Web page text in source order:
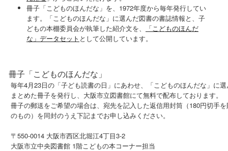
冊子「こどものほんだな」を、1972年度から毎年発行してい
ます。「こどものほんだな」に選んだ図書の書誌情報と、子
どもの本棚委員会が執筆した紹介文を、
「こどものほんだ
な」データセット として公開しています。
冊子「こどものほんだな」
毎年4月23日の「子ども読書の日」にあわせ、「こどものほんだな」に
まとめた冊子を発行し、大阪市立図書館にて無料で配布しております。
冊子の郵送をご希望の場合は、宛先を記入した返信用封筒（180円切手
のもの）を同封のうえ下記までお申し込みください。
〒550-0014 大阪市西区北堀江4丁目3-2
大阪市立中央図書館 1階こどもの本コーナー担当